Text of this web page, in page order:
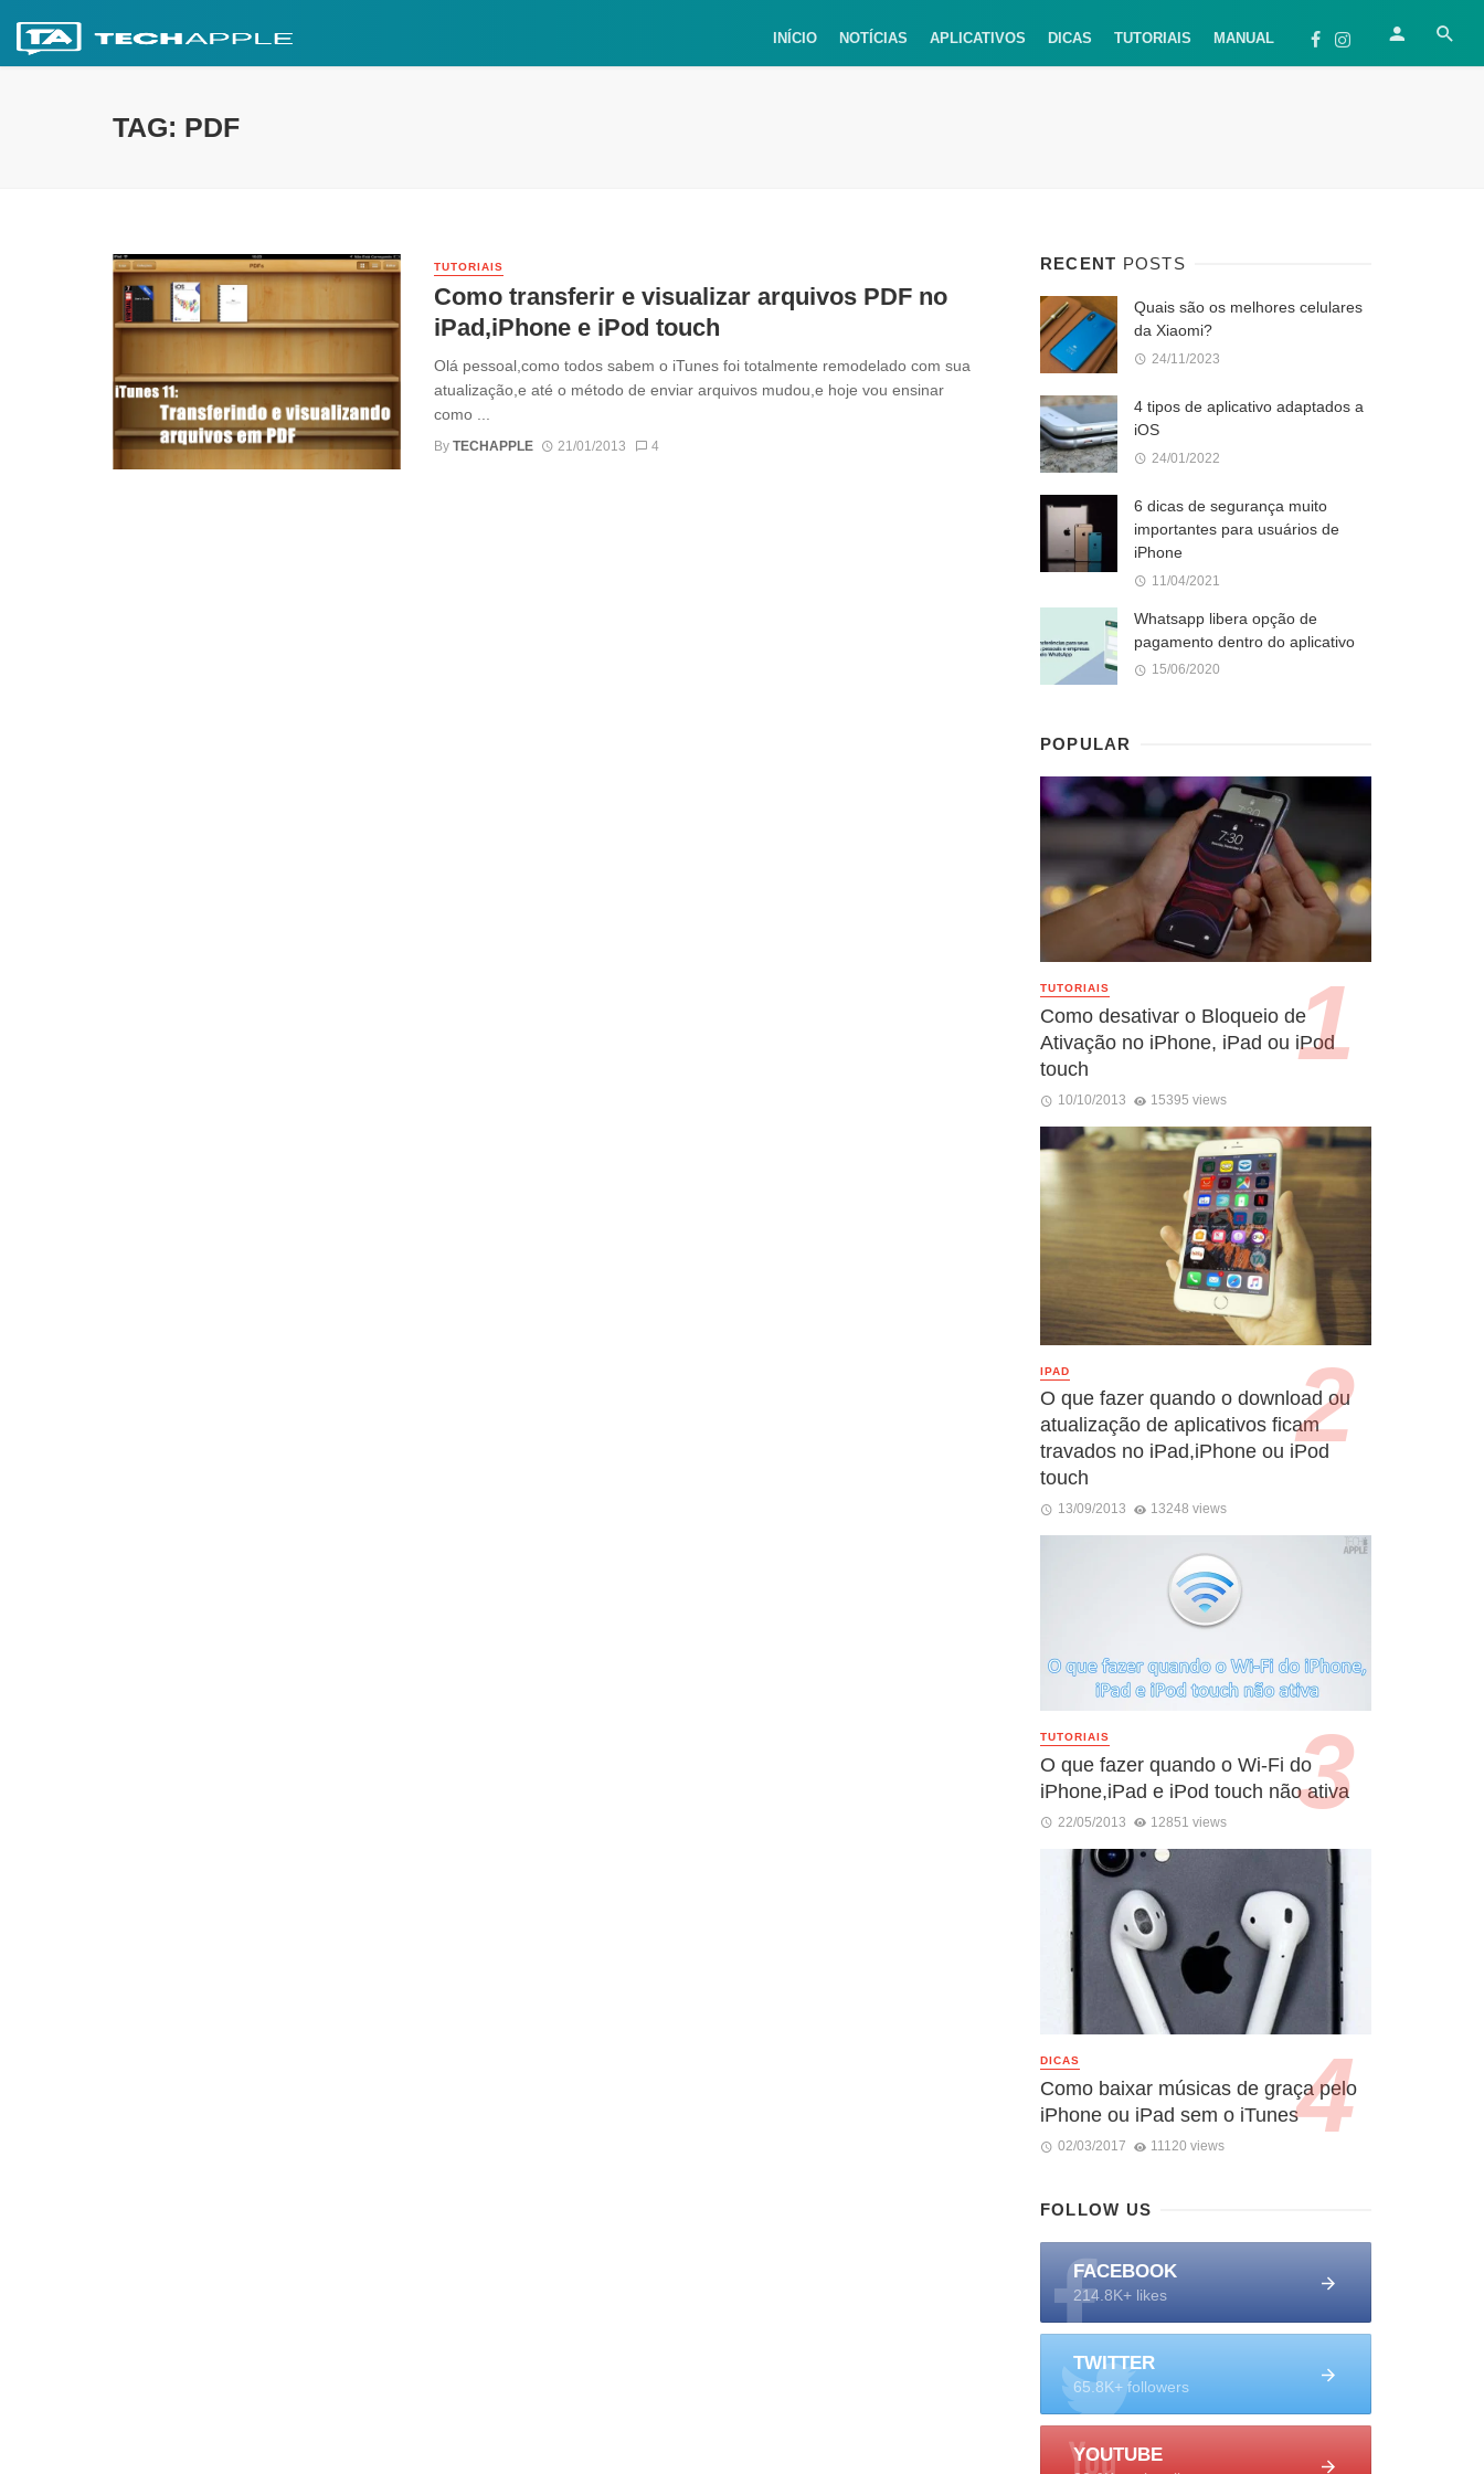
INÍCIO NOTÍCIAS APLICATIVOS DICAS TUTORIAIS MANUAL
TAG: PDF
TUTORIAIS
Como transferir e visualizar arquivos PDF no
iPad,iPhone e iPod touch
Olá pessoal,como todos sabem o iTunes foi totalmente remodelado com sua
atualização,e até o método de enviar arquivos mudou,e hoje vou ensinar
como ...
By TECHAPPLE 21/01/2013 4
RECENT POSTS
Quais são os melhores celulares
da Xiaomi?
24/11/2023
4 tipos de aplicativo adaptados a
iOS
24/01/2022
6 dicas de segurança muito
importantes para usuários de
iPhone
11/04/2021
Whatsapp libera opção de
pagamento dentro do aplicativo
15/06/2020
POPULAR
TUTORIAIS
Como desativar o Bloqueio de
Ativação no iPhone, iPad ou iPod
touch
10/10/2013 15395 views
IPAD
O que fazer quando o download ou
atualização de aplicativos ficam
travados no iPad,iPhone ou iPod
touch
13/09/2013 13248 views
TUTORIAIS
O que fazer quando o Wi-Fi do
iPhone,iPad e iPod touch não ativa
22/05/2013 12851 views
DICAS
Como baixar músicas de graça pelo
iPhone ou iPad sem o iTunes
02/03/2017 11120 views
FOLLOW US
FACEBOOK
214.8K+ likes
TWITTER
65.8K+ followers
YOUTUBE